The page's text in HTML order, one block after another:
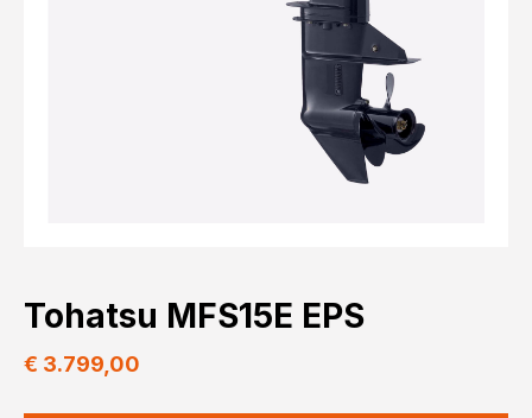
Tohatsu MFS15E EPS
€ 3.799,00